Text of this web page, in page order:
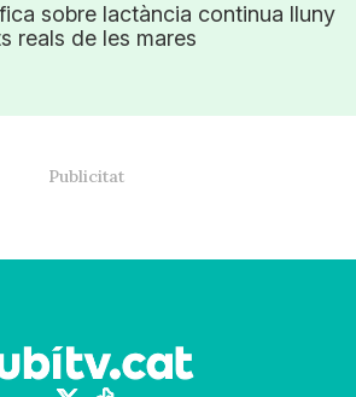
sobre lactància continua lluny
reals de les mares